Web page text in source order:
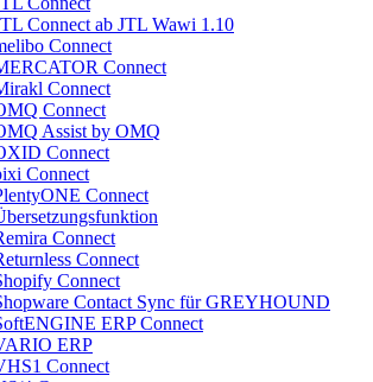
Connect ab JTL Wawi 1.10
Connect
Connect
Connect
Connect
Assist by OMQ
Connect
Connect
Connect
Connect
Connect
Connect
Contact Sync für GREYHOUND
ERP Connect
ERP
Connect